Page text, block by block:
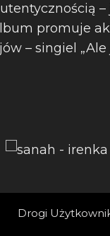
Drogi
–
promuje
– singiel